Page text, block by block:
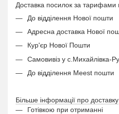
Доставка посилок за тарифами
До відділення Нової пошти
Адресна доставка Нової
Кур'єр Нової Пошти
Самовивіз у с.Михайлівка-
До відділення Meest пошти
Більше інформації про доставку
Готівкою при отриманні